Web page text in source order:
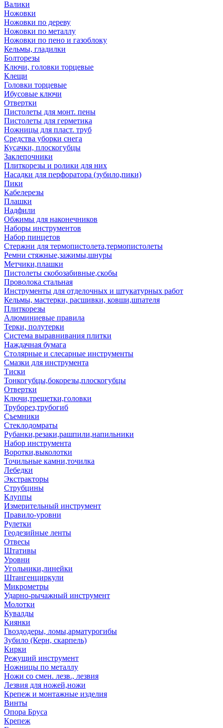
Валики
Ножовки
Ножовки по дереву
Ножовки по металлу
Ножовки по пено и газоблоку
Кельмы, гладилки
Болторезы
Ключи, головки торцевые
Клещи
Головки торцевые
Ибусовые ключи
Отвертки
Пистолеты для монт. пены
Пистолеты для герметика
Ножницы для пласт. труб
Средства уборки снега
Кусачки, плоскогубцы
Заклепочники
Плиткорезы и ролики для них
Насадки для перфоратора (зубило,пики)
Пики
Кабелерезы
Плашки
Надфили
Обжимы для наконечников
Наборы инструментов
Набор пинцетов
Стержни для термопистолета,термопистолеты
Ремни стяжные,зажимы,шнуры
Метчики,плашки
Пистолеты скобозабивные,скобы
Проволока стальная
Инструменты для отделочных и штукатурных работ
Кельмы, мастерки, расшивки, ковши,шпателя
Плиткорезы
Алюминиевые правила
Терки, полутерки
Система выравнивания плитки
Наждачная бумага
Столярные и слесарные инструменты
Смазки для инструмента
Тиски
Тонкогубцы,бокорезы,плоскогубцы
Отвертки
Ключи,трещетки,головки
Труборез,трубогиб
Съемники
Стеклодомраты
Рубанки,резаки,рашпили,напильники
Набор инструмента
Воротки,выколотки
Точильные камни,точилка
Лебедки
Экстракторы
Струбцины
Клуппы
Измерительный инструмент
Правило-уровни
Рулетки
Геодезийные ленты
Отвесы
Штативы
Уровни
Угольники,линейки
Штангенциркули
Микрометры
Ударно-рычажный инструмент
Молотки
Кувалды
Киянки
Гвоздодеры, ломы,арматурогибы
Зубило (Керн, скарпель)
Кирки
Режущий инструмент
Ножницы по металлу
Ножи со смен. лезв., лезвия
Лезвия для ножей,ножи
Крепеж и монтажные изделия
Винты
Опора Бруса
Крепеж